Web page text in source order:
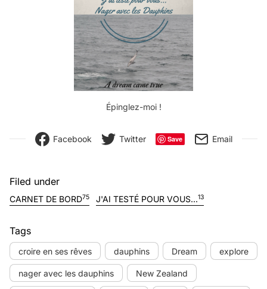
Épinglez-moi !
Facebook Twitter Save Email
Filed under
CARNET DE BORD75 J'AI TESTÉ POUR VOUS...13
Tags
croire en ses rêves dauphins Dream explore
nager avec les dauphins New Zealand